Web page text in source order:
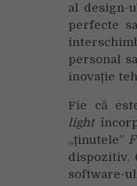
al design-
perfecte
personal
inovație
Fie că
light
„ținutele”
dispozitiv.
software-